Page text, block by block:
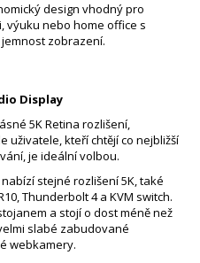
design vhodný pro
výuku nebo home office s
zobrazení.
Display
5K Retina rozlišení,
uživatele, kteří chtějí co nejbližší
je ideální volbou.
stejné rozlišení 5K, také
Thunderbolt 4 a KVM switch.
a stojí o dost méně než
slabé zabudované
webkamery.